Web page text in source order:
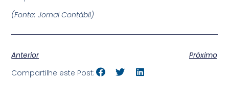
(Fonte: Jornal Contábil)
Anterior
Próximo
Compartilhe este Post: